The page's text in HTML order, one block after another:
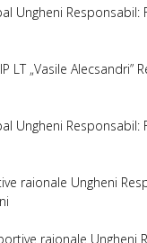
Ungheni Responsabil:
LT „Vasile Alecsandri”
Ungheni Responsabil:
raionale Ungheni
raionale Ungheni